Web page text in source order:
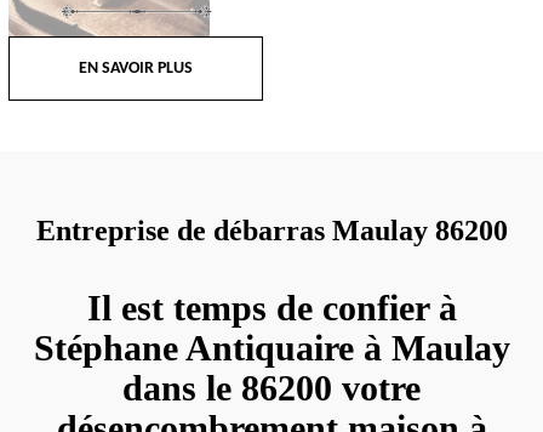
EN SAVOIR PLUS
Entreprise de débarras Maulay 86200
Il est temps de confier à
Stéphane Antiquaire à Maulay
dans le 86200 votre